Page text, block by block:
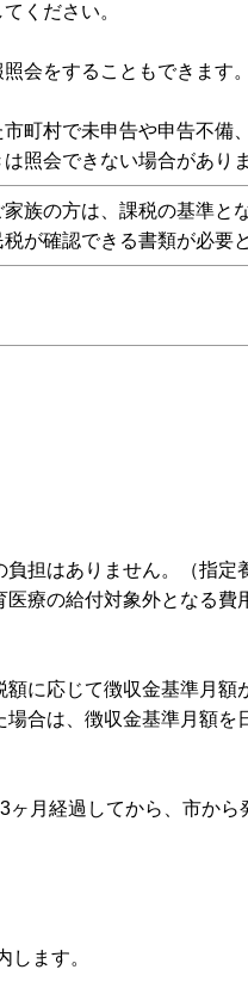
ください。
会をすることもできます。
市町村で未申告や申告不備
照会できない場合がありま
族の方は、課税の基準と
が確認できる書類が必要
担はありません。（指定
療の給付対象外となる費
に応じて徴収金基準月額
合は、徴収金基準月額を
月経過してから、市から
ます。